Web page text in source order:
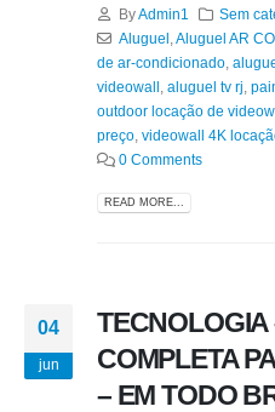
ByAdmin1
Sem
Aluguel Aluguel AR
de ar-condicionado
videowall aluguel tv rj
outdoor locação de
preço videowall 4K
0 Comments
READ MORE...
04
jun
COMPLETA
– EM TODO